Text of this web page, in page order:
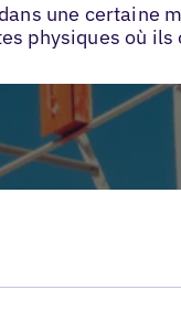
une certaine
physiques où ils